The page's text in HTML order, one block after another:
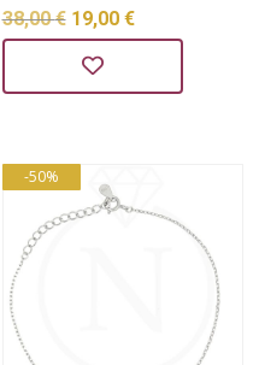
38,00€ Izvorna
cijena
bila
38,00 €.
19,00 €
je:
-50%